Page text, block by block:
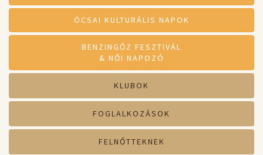
ÓCSAI KULTURÁLIS NAPOK
BENZINGŐZ FESZTIVÁL
& NŐI NAPOZÓ
KLUBOK
FOGLALKOZÁSOK
FELNŐTTEKNEK